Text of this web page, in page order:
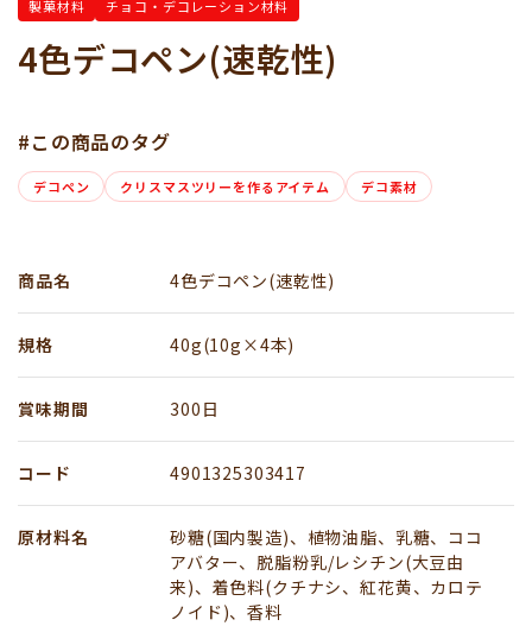
製菓材料 チョコ・デコレーション材料
4色デコペン(速乾性)
#この商品のタグ
デコペン クリスマスツリーを作るアイテム デコ素材
商品名 4色デコペン(速乾性)
規格 40g(10g×4本)
賞味期間 300日
コード 4901325303417
原材料名
砂糖(国内製造)、植物油脂、乳糖、ココ
アバター、脱脂粉乳/レシチン(大豆由
来)、着色料(クチナシ、紅花黄、カロテ
ノイド)、香料